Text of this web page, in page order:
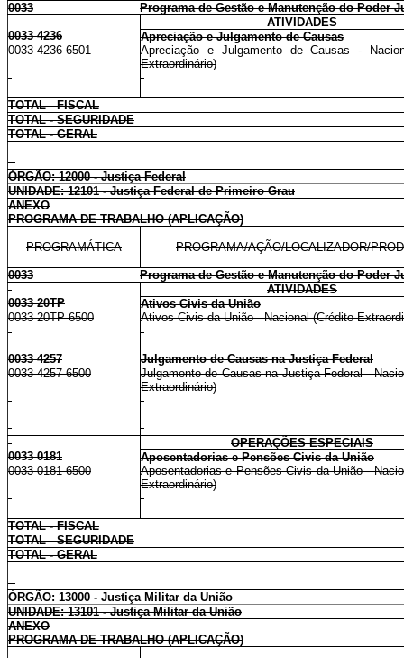
0033
Programa de Gestão e Manutenção do Poder
ATIVIDADES
0033 4236
Apreciação e Julgamento de Causas
0033 4236 6501
Apreciação e Julgamento de Causas -
Extraordinário)
TOTAL - FISCAL
TOTAL - SEGURIDADE
TOTAL - GERAL
ÓRGÃO: 12000 - Justiça Federal
UNIDADE: 12101 - Justiça Federal de Primeiro Grau
ANEXO
PROGRAMA DE TRABALHO (APLICAÇÃO)
PROGRAMÁTICA PROGRAMA/AÇÃO/LOCALIZADOR/
0033
Programa de Gestão e Manutenção do Poder
ATIVIDADES
0033 20TP
Ativos Civis da União
0033 20TP 6500
Ativos Civis da União - Nacional (Crédito
0033 4257
Julgamento de Causas na Justiça Federal
0033 4257 6500
Julgamento de Causas na Justiça Federal -
Extraordinário)
OPERAÇÕES ESPECIAIS
0033 0181
Aposentadorias e Pensões Civis da União
0033 0181 6500
Aposentadorias e Pensões Civis da União -
Extraordinário)
TOTAL - FISCAL
TOTAL - SEGURIDADE
TOTAL - GERAL
ÓRGÃO: 13000 - Justiça Militar da União
UNIDADE: 13101 - Justiça Militar da União
ANEXO
PROGRAMA DE TRABALHO (APLICAÇÃO)